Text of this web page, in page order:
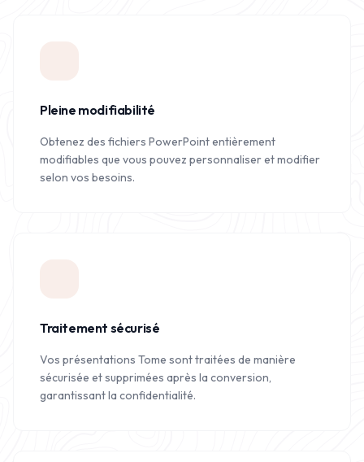
Pleine modifiabilité
Obtenez des fichiers PowerPoint entièrement
modifiables que vous pouvez personnaliser et modifier
selon vos besoins.
Traitement sécurisé
Vos présentations Tome sont traitées de manière
sécurisée et supprimées après la conversion,
garantissant la confidentialité.